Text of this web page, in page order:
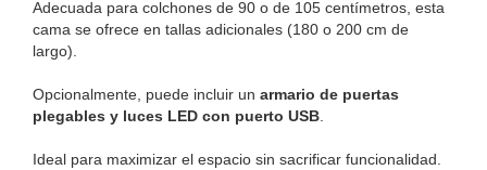
Adecuada para colchones de 90 o de 105 centímetros, esta
cama se ofrece en tallas adicionales (180 o 200 cm de
largo).
Opcionalmente, puede incluir un armario de puertas
plegables y luces LED con puerto USB.
Ideal para maximizar el espacio sin sacrificar funcionalidad.